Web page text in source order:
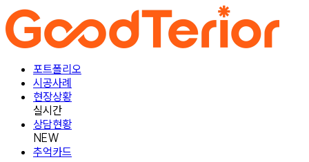
포트폴리오
시공사례
현장상황
실시간
상담현황
NEW
추억카드